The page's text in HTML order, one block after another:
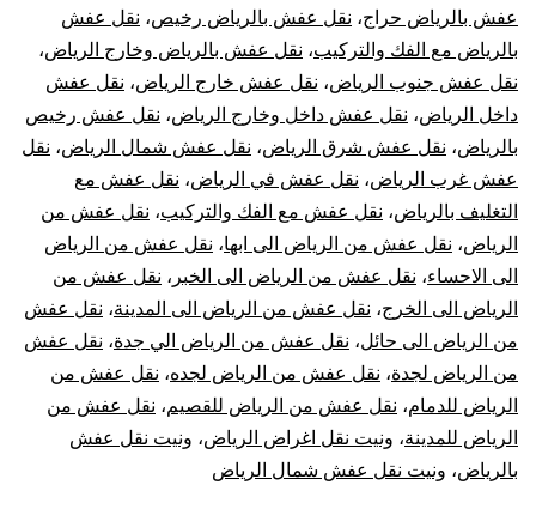
عفش بالرياض حراج، نقل عفش بالرياض رخيص، نقل عفش
بالرياض مع الفك والتركيب، نقل عفش بالرياض وخارج الرياض،
نقل عفش جنوب الرياض، نقل عفش خارج الرياض، نقل عفش
داخل الرياض، نقل عفش داخل وخارج الرياض، نقل عفش رخيص
بالرياض، نقل عفش شرق الرياض، نقل عفش شمال الرياض، نقل
عفش غرب الرياض، نقل عفش في الرياض، نقل عفش مع
التغليف بالرياض، نقل عفش مع الفك والتركيب، نقل عفش من
الرياض، نقل عفش من الرياض الى ابها، نقل عفش من الرياض
الى الاحساء، نقل عفش من الرياض الى الخبر ، نقل عفش من
الرياض الى الخرج، نقل عفش من الرياض الى المدينة، نقل عفش
من الرياض الى حائل، نقل عفش من الرياض الي جدة، نقل عفش
من الرياض لجدة، نقل عفش من الرياض لجده، نقل عفش من
الرياض للدمام، نقل عفش من الرياض للقصيم، نقل عفش من
الرياض للمدينة، ونيت نقل اغراض الرياض، ونيت نقل عفش
بالرياض، ونيت نقل عفش شمال الرياض